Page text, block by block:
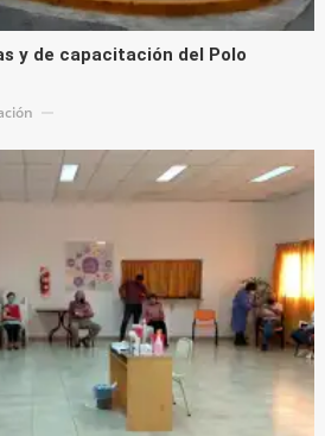
y de capacitación del Polo